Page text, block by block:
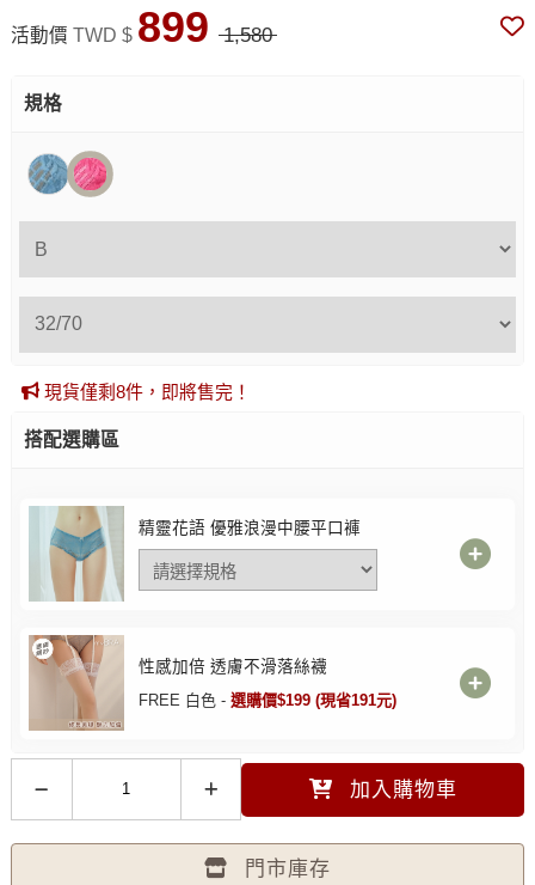
活動價 TWD $ 899 1,580
規格
現貨僅剩8件，即將售完！
搭配選購區
精靈花語 優雅浪漫中腰平口褲
性感加倍 透膚不滑落絲襪
FREE 白色 - 選購價$199 (現省191元)
加入購物車
門市庫存